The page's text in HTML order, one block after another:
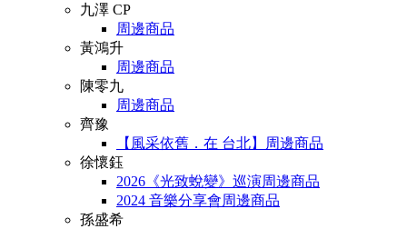
九澤 CP
周邊商品
黃鴻升
周邊商品
陳零九
周邊商品
齊豫
【風采依舊．在 台北】周邊商品
徐懷鈺
2026《光致蛻變》巡演周邊商品
2024 音樂分享會周邊商品
孫盛希